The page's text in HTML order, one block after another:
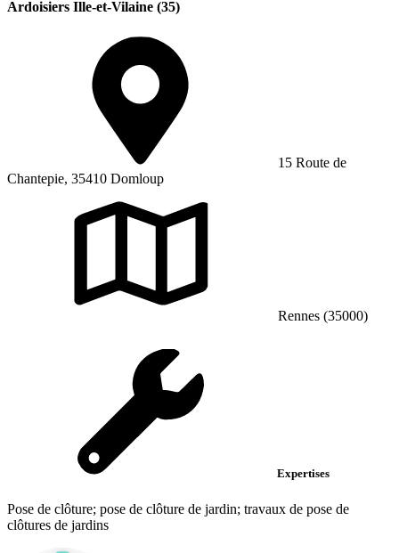
Ardoisiers Ille-et-Vilaine (35)
15 Route de
Chantepie, 35410 Domloup
Rennes (35000)
Expertises
Pose de clôture; pose de clôture de jardin; travaux de pose de
clôtures de jardins